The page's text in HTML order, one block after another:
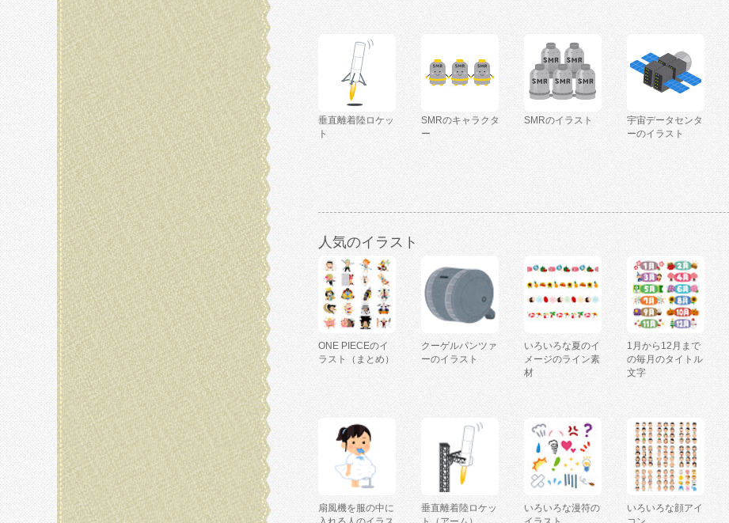
垂直離着陸ロケッ
ト
SMRのキャラクタ
ー
SMRのイラスト
宇宙データセンタ
ーのイラスト
人気のイラスト
ONE PIECEのイ
ラスト（まとめ）
クーゲルパンツァ
ーのイラスト
いろいろな夏のイ
メージのライン素
材
1月から12月まで
の毎月のタイトル
文字
扇風機を服の中に
垂直離着陸ロケッ
いろいろな漫符の
いろいろな顔アイ